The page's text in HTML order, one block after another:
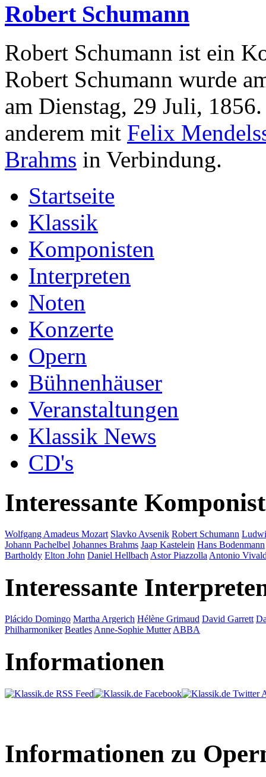
Robert Schumann
Robert Schumann ist ein
Robert Schumann wurde
am Dienstag, 29 Juli,
anderem mit Felix
Brahms in Verbindung.
Startseite
Klassik
Komponisten
Interpreten
Noten
Konzerte
Opern
Bühnenhäuser
Veranstaltungen
Klassik News
CD's
Interessante
Wolfgang Amadeus Mozart Slavko Avsenik Robert Schumann
Johann Pachelbel Johannes Brahms Jaap Kastelein Hans Bodenmann
Bartholdy Elton John Daniel Hellbach Astor Piazzolla Antonio
Interessante
Plácido Domingo Martha Argerich Hélène Grimaud David Garrett
Philharmoniker Beatles Anne-Sophie Mutter ABBA
Informationen
Informationen zu